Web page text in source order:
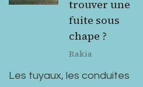
trouver une
fuite sous
chape ?
Rakia
Les tuyaux, les conduites